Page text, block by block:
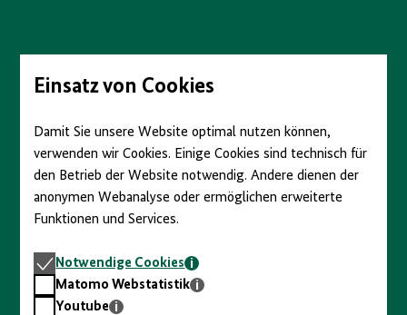
Seiteninhalt
springenEinsatz von Cookies
Damit Sie unsere Website optimal nutzen können,
verwenden wir Cookies. Einige Cookies sind technisch für
den Betrieb der Website notwendig. Andere dienen der
anonymen Webanalyse oder ermöglichen erweiterte
Funktionen und Services.
Notwendige
Cookies
Notwendige Cookies
Matomo
Webstatistik
Matomo Webstatistik
Youtube
Youtube